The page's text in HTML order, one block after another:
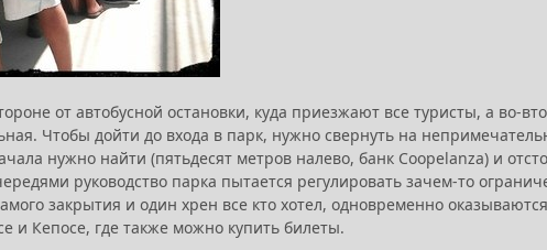
от автобусной остановки, куда приезжают все туристы, а во-
Чтобы дойти до входа в парк, нужно свернуть на
нужно найти (пятьдесят метров налево, банк Coopelanza) и
руководство парка пытается регулировать зачем-то
закрытия и один хрен все кто хотел, одновременно
и Кепосе, где также можно купить билеты.